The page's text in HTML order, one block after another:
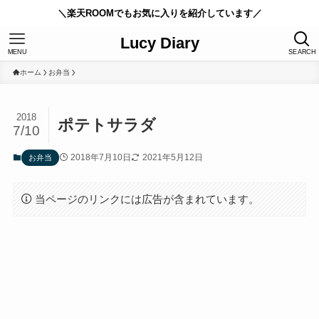
＼楽天ROOMでもお気に入りを紹介しています／
Lucy Diary SEARCH
MENU
ホーム お弁当
ポテトサラダ
2018
7/10
お弁当 2018年7月10日 2021年5月12日
当ページのリンクには広告が含まれています。